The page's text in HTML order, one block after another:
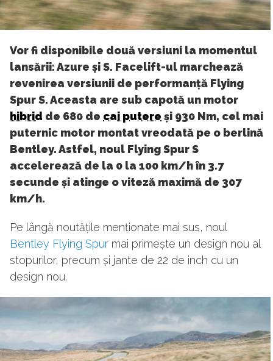
Vor fi disponibile două versiuni la momentul
lansării: Azure și S. Facelift-ul marchează
revenirea versiunii de performanță Flying
Spur S. Aceasta are sub capotă un motor
hibrid de 680 de cai putere și 930 Nm, cel mai
puternic motor montat vreodată pe o berlină
Bentley. Astfel, noul Flying Spur S
accelerează de la 0 la 100 km/h în 3.7
secunde și atinge o viteză maximă de 307
km/h.
Pe lângă noutățile menționate mai sus, noul
Bentley Flying Spur mai primește un design nou al
stopurilor, precum și jante de 22 de inch cu un
design nou.